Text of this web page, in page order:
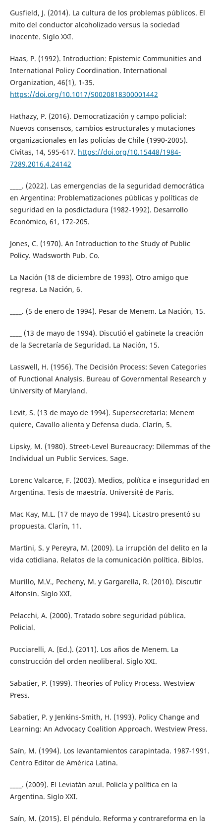
Gusfield, J. (2014). La cultura de los problemas públicos. El
mito del conductor alcoholizado versus la sociedad
inocente. Siglo XXI.
Haas, P. (1992). Introduction: Epistemic Communities and
International Policy Coordination. International
Organization, 46(1), 1-35.
https://doi.org/10.1017/S0020818300001442
Hathazy, P. (2016). Democratización y campo policial:
Nuevos consensos, cambios estructurales y mutaciones
organizacionales en las policías de Chile (1990-2005).
Civitas, 14, 595-617. https://doi.org/10.15448/1984-
7289.2016.4.24142
____. (2022). Las emergencias de la seguridad democrática
en Argentina: Problematizaciones públicas y políticas de
seguridad en la posdictadura (1982-1992). Desarrollo
Económico, 61, 172-205.
Jones, C. (1970). An Introduction to the Study of Public
Policy. Wadsworth Pub. Co.
La Nación (18 de diciembre de 1993). Otro amigo que
regresa. La Nación, 6.
____. (5 de enero de 1994). Pesar de Menem. La Nación, 15.
____ (13 de mayo de 1994). Discutió el gabinete la creación
de la Secretaría de Seguridad. La Nación, 15.
Lasswell, H. (1956). The Decisión Process: Seven Categories
of Functional Analysis. Bureau of Governmental Research y
University of Maryland.
Levit, S. (13 de mayo de 1994). Supersecretaría: Menem
quiere, Cavallo alienta y Defensa duda. Clarín, 5.
Lipsky, M. (1980). Street-Level Bureaucracy: Dilemmas of the
Individual un Public Services. Sage.
Lorenc Valcarce, F. (2003). Medios, política e inseguridad en
Argentina. Tesis de maestría. Université de Paris.
Mac Kay, M.L. (17 de mayo de 1994). Licastro presentó su
propuesta. Clarín, 11.
Martini, S. y Pereyra, M. (2009). La irrupción del delito en la
vida cotidiana. Relatos de la comunicación política. Biblos.
Murillo, M.V., Pecheny, M. y Gargarella, R. (2010). Discutir
Alfonsín. Siglo XXI.
Pelacchi, A. (2000). Tratado sobre seguridad pública.
Policial.
Pucciarelli, A. (Ed.). (2011). Los años de Menem. La
construcción del orden neoliberal. Siglo XXI.
Sabatier, P. (1999). Theories of Policy Process. Westview
Press.
Sabatier, P. y Jenkins-Smith, H. (1993). Policy Change and
Learning: An Advocacy Coalition Approach. Westview Press.
Saín, M. (1994). Los levantamientos carapintada. 1987-1991.
Centro Editor de América Latina.
____. (2009). El Leviatán azul. Policía y política en la
Argentina. Siglo XXI.
Saín, M. (2015). El péndulo. Reforma y contrareforma en la